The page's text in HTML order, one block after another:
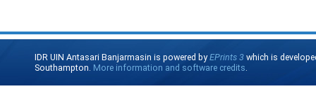
IDR UIN Antasari Banjarmasin is powered byEPrints 3 which is
Southampton. More information and software credits.